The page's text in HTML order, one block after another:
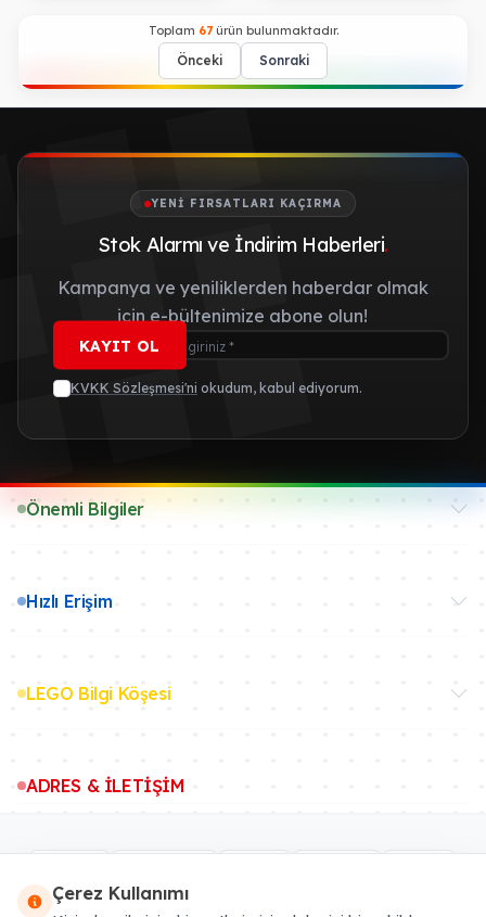
Toplam 67ürün bulunmaktadır.
Önceki Sonraki
YENI FIRSATLARI KAÇIRMA
Stok Alarmı ve İndirim Haberleri.
Kampanya ve yeniliklerden haberdar olmak
için e-bültenimize abone olun!
KAYIT OL
KVKK Sözleşmesi'ni okudum, kabul ediyorum.
Önemli Bilgiler
Hızlı Erişim
LEGO Bilgi Köşesi
ADRES & İLETİŞİM
Çerez Kullanımı